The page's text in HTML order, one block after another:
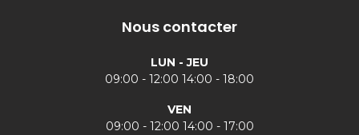
Nous contacter
LUN - JEU
09:00 - 12:00 14:00 - 18:00
VEN
09:00 - 12:00 14:00 - 17:00